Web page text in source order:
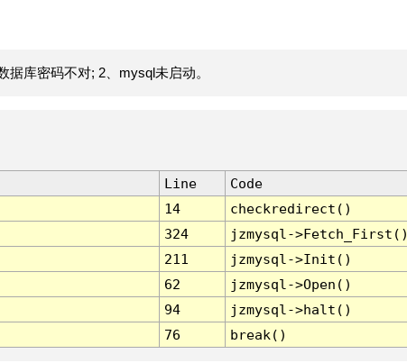
库密码不对; 2、mysql未启动。
Line
Code
14
checkredirect()
324
jzmysql-
211
jzmysql->Init()
62
jzmysql->Open()
94
jzmysql->halt()
76 break()